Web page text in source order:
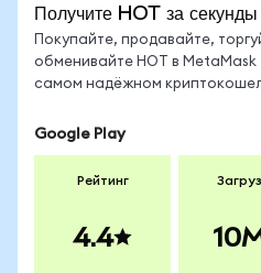
Получите HOT за секунды
Покупайте, продавайте,
обменивайте HOT в MetaMask
самом надёжном
Google Play
Рейтинг
4.4